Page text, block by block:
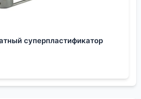
суперпластификатор